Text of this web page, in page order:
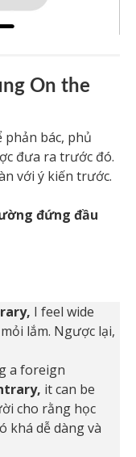
On the
phản bác, phủ
đưa ra trước đó.
với ý kiến trước.
đứng đầu
I feel wide
lắm. Ngược lại,
a foreign
it can be
cho rằng học
khá dễ dàng và